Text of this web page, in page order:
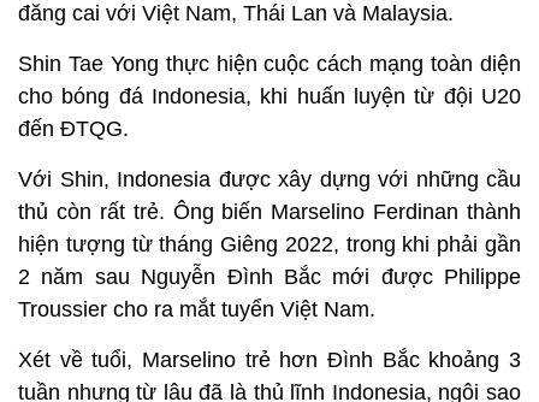
đăng cai với Việt Nam, Thái Lan và Malaysia.
Shin Tae Yong thực hiện cuộc cách mạng toàn diện
cho bóng đá Indonesia, khi huấn luyện từ đội U20
đến ĐTQG.
Với Shin, Indonesia được xây dựng với những cầu
thủ còn rất trẻ. Ông biến Marselino Ferdinan thành
hiện tượng từ tháng Giêng 2022, trong khi phải gần
2 năm sau Nguyễn Đình Bắc mới được Philippe
Troussier cho ra mắt tuyển Việt Nam.
Xét về tuổi, Marselino trẻ hơn Đình Bắc khoảng 3
tuần nhưng từ lâu đã là thủ lĩnh Indonesia, ngôi sao